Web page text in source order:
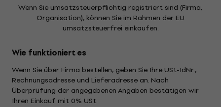
Wenn Sie umsatzsteuerpflichtig registriert sind (Firma,
Organisation), können Sie im Rahmen der EU
umsatzsteuerfrei einkaufen.
Wie funktioniert es
Wenn Sie über Firma bestellen, geben Sie Ihre USt-IdNr.,
Rechnungsadresse und Lieferadresse an. Nach
Überprüfung der angegebenen Angaben bestätigen wir
Ihren Einkauf mit 0% USt.